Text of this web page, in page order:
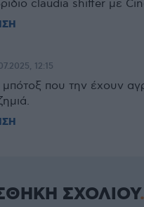
claudia shiffer με
12:15
μπότοξ που την έχουν
ΣΧΟΛΙΟΥ